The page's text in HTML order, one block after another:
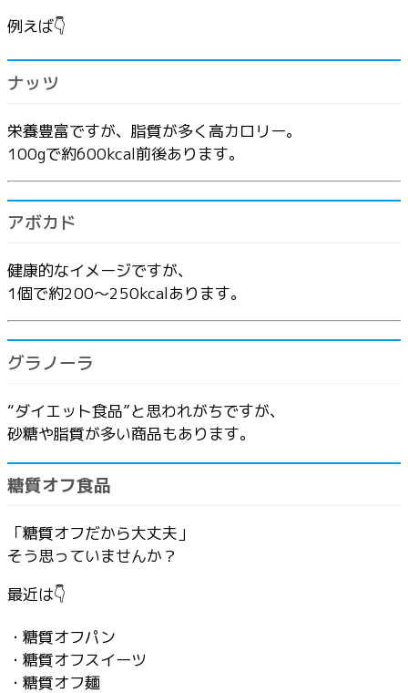
例えば👇
ナッツ
栄養豊富ですが、脂質が多く高カロリー。
100gで約600kcal前後あります。
アボカド
健康的なイメージですが、
1個で約200〜250kcalあります。
グラノーラ
“ダイエット食品”と思われがちですが、
砂糖や脂質が多い商品もあります。
糖質オフ食品
「糖質オフだから大丈夫」
そう思っていませんか？
最近は👇
・糖質オフパン
・糖質オフスイーツ
・糖質オフ麺